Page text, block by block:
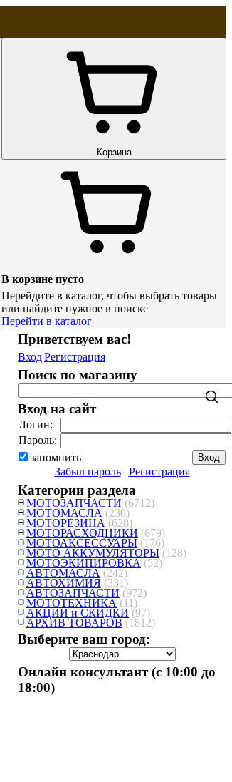
ДОСТАВКА
Корзина
В корзине пусто
Перейдите в каталог, чтобы выбрать товары
или найдите нужное в поиске
Перейти в каталог
Приветствуем вас!
Вход|Регистрация
Поиск по магазину
Вход на сайт
Логин:
Пароль:
запомнить
Забыл пароль| Регистрация
Категории раздела
МОТОЗАПЧАСТИ (6712)
МОТОМАСЛА (230)
МОТОРЕЗИНА (628)
МОТОРАСХОДНИКИ (679)
МОТОАКСЕССУАРЫ (176)
МОТО АККУМУЛЯТОРЫ (128)
МОТОЭКИПИРОВКА (52)
АВТОМАСЛА (242)
АВТОХИМИЯ (331)
АВТОЗАПЧАСТИ (972)
МОТОТЕХНИКА (11)
АКЦИИ и СКИДКИ (97)
АРХИВ ТОВАРОВ (1812)
Выберите ваш город:
Онлайн консультант (с 10:00 до
18:00)